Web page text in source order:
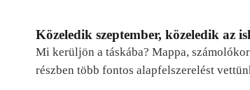
Közeledik szeptember, közeledik az
Mi kerüljön a táskába? Mappa,
részben több fontos alapfelszerelést